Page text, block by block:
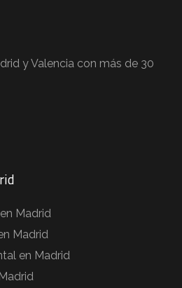
y Valencia con más de 30
Madrid
Madrid
en Madrid